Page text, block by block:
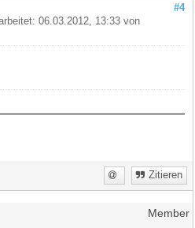
#4
06.03.2012, 13:33 von
Zitieren
Member